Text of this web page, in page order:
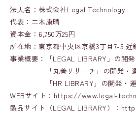
法人名：株式会社Legal Technology
代表：二木康晴
資本金：6,750万25円
所在地：東京都中央区京橋3丁目7-5 近
事業概要：「LEGAL LIBRARY」の開
「丸善リサーチ」の開発・
「HR LIBRARY」の開発・運
WEBサイト：https://www.legal-
製品サイト（LEGAL LIBRARY）：